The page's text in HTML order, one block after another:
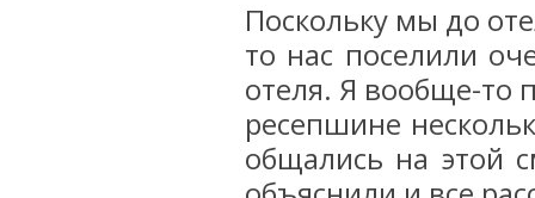
Поскольку мы до
то нас поселили
отеля. Я вообще-то
ресепшине
общались на этой